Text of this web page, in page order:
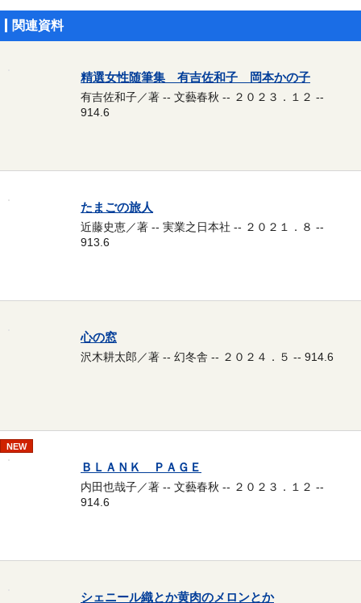
関連資料
精選女性随筆集 有吉佐和子 岡本かの子
有吉佐和子／著 -- 文藝春秋 -- ２０２３．１２ --
914.6
たまごの旅人
近藤史恵／著 -- 実業之日本社 -- ２０２１．８ --
913.6
心の窓
沢木耕太郎／著 -- 幻冬舎 -- ２０２４．５ -- 914.6
NEW
ＢＬＡＮＫ ＰＡＧＥ
内田也哉子／著 -- 文藝春秋 -- ２０２３．１２ --
914.6
シェニール織とか黄肉のメロンとか